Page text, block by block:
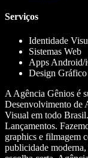
Serviços
Identidade
Sistemas Web
Apps Android/
Design Gráfico
A Agência Gênios é
Desenvolvimento de
Visual em todo
Lançamentos.
graphics e filmagem
publicidade